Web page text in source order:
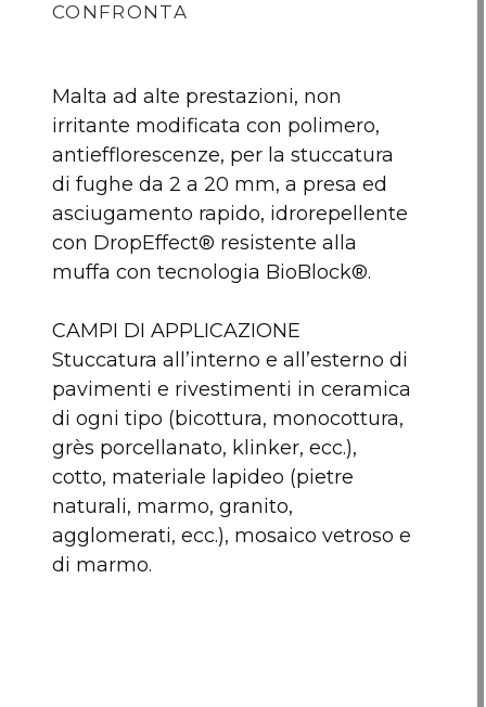
CONFRONTA
Malta ad alte prestazioni, non
irritante modificata con polimero,
antiefflorescenze, per la stuccatura
di fughe da 2 a 20 mm, a presa ed
asciugamento rapido, idrorepellente
con DropEffect® resistente alla
muffa con tecnologia BioBlock®.
CAMPI DI APPLICAZIONE
Stuccatura all’interno e all’esterno di
pavimenti e rivestimenti in ceramica
di ogni tipo (bicottura, monocottura,
grès porcellanato, klinker, ecc.),
cotto, materiale lapideo (pietre
naturali, marmo, granito,
agglomerati, ecc.), mosaico vetroso e
di marmo.
Scheda tecnica
4x5 col. 142
PROFESSIONALE
GRIGIO BIGMAT
Nessun articolo da